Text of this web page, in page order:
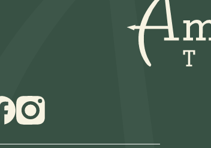
FacebookInstagram